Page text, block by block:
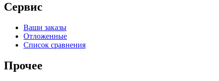
Сервис
Ваши заказы
Отложенные
Список сравнения
Прочее